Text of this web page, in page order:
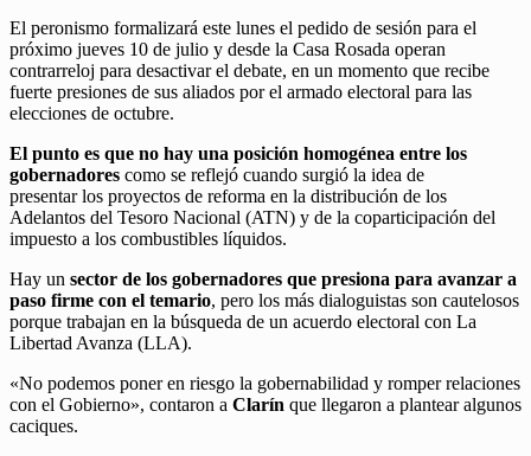
El peronismo formalizará este lunes el pedido de sesión para el
próximo jueves 10 de julio y desde la Casa Rosada operan
contrarreloj para desactivar el debate, en un momento que recibe
fuerte presiones de sus aliados por el armado electoral para las
elecciones de octubre.
El punto es que no hay una posición homogénea entre los
gobernadores como se reflejó cuando surgió la idea de
presentar los proyectos de reforma en la distribución de los
Adelantos del Tesoro Nacional (ATN) y de la coparticipación del
impuesto a los combustibles líquidos.
Hay un sector de los gobernadores que presiona para avanzar a
paso firme con el temario, pero los más dialoguistas son cautelosos
porque trabajan en la búsqueda de un acuerdo electoral con La
Libertad Avanza (LLA).
«No podemos poner en riesgo la gobernabilidad y romper relaciones
con el Gobierno», contaron a Clarín que llegaron a plantear algunos
caciques.